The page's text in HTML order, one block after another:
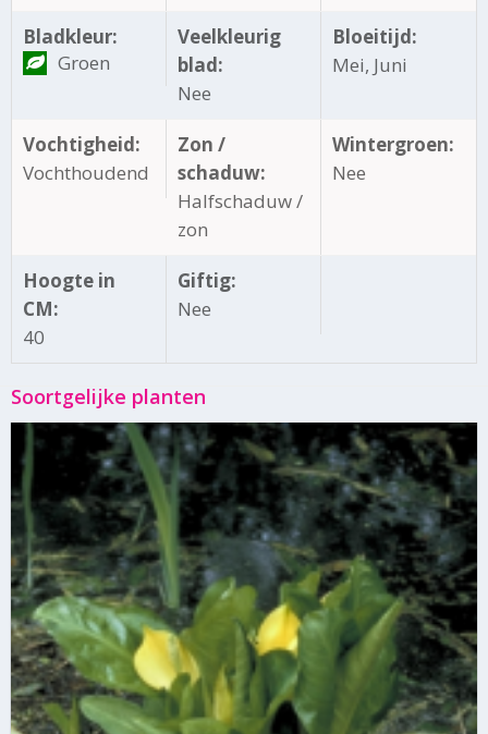
Bladkleur:
Groen
Veelkleurig
blad:
Nee
Bloeitijd:
Mei, Juni
Vochtigheid:
Vochthoudend
Zon /
schaduw:
Halfschaduw /
zon
Wintergroen:
Nee
Hoogte in
CM:
40
Giftig:
Nee
Soortgelijke planten